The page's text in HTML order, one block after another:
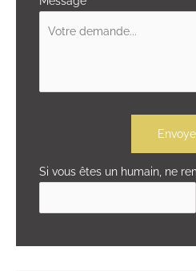
Si vous êtes un humain, ne